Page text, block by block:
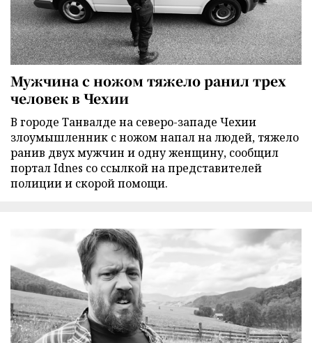
Мужчина с ножом тяжело ранил трех
человек в Чехии
В городе Танвалде на северо-западе Чехии
злоумышленник с ножом напал на людей, тяжело
ранив двух мужчин и одну женщину, сообщил
портал Idnes со ссылкой на представителей
полиции и скорой помощи.